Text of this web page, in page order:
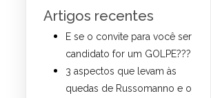
Artigos recentes
E se o convite para você ser
candidato for um GOLPE???
3 aspectos que levam às
quedas de Russomanno e o